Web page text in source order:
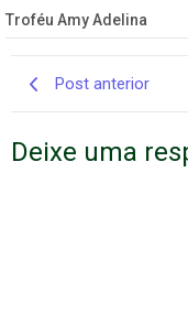
Troféu Amy Adelina
Post anterior
Deixe uma